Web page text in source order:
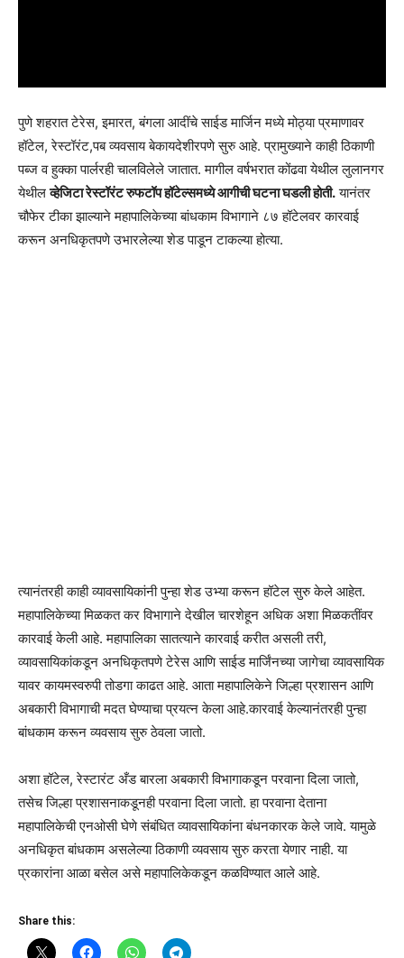
पुणे शहरात टेरेस, इमारत, बंगला आदींचे साईड मार्जिन मध्ये मोठ्या प्रमाणावर
हॉटेल, रेस्टॉरंट,पब व्यवसाय बेकायदेशीरपणे सुरु आहे. प्रामुख्याने काही ठिकाणी
पब्ज व हुक्का पार्लरही चालविलेले जातात. मागील वर्षभरात कोंढवा येथील लुलानगर
येथीलव्हेजिटा रेस्टॉरंट रुफटॉप हॉटेल्समध्ये आगीची घटना घडली होती.यानंतर
चौफेर टीका झाल्याने महापालिकेच्या बांधकाम विभागाने ८७ हॉटेलवर कारवाई
करून अनधिकृतपणे उभारलेल्या शेड पाडून टाकल्या होत्या.
त्यानंतरही काही व्यावसायिकांनी पुन्हा शेड उभ्या करून हॉटेल सुरु केले आहेत.
महापालिकेच्या मिळकत कर विभागाने देखील चारशेहून अधिक अशा मिळकतींवर
कारवाई केली आहे. महापालिका सातत्याने कारवाई करीत असली तरी,
व्यावसायिकांकडून अनधिकृतपणे टेरेस आणि साईड मार्जिंनच्या जागेचा व्यावसायिक
यावर कायमस्वरुपी तोडगा काढत आहे. आता महापालिकेने जिल्हा प्रशासन आणि
अबकारी विभागाची मदत घेण्याचा प्रयत्न केला आहे.कारवाई केल्यानंतरही पुन्हा
बांधकाम करून व्यवसाय सुरु ठेवला जातो.
अशा हॉटेल, रेस्टारंट अँड बारला अबकारी विभागाकडून परवाना दिला जातो,
तसेच जिल्हा प्रशासनाकडूनही परवाना दिला जातो. हा परवाना देताना
महापालिकेची एनओसी घेणे संबंधित व्यावसायिकांना बंधनकारक केले जावे. यामुळे
अनधिकृत बांधकाम असलेल्या ठिकाणी व्यवसाय सुरु करता येणार नाही. या
प्रकारांना आळा बसेल असे महापालिकेकडून कळविण्यात आले आहे.
Share this: